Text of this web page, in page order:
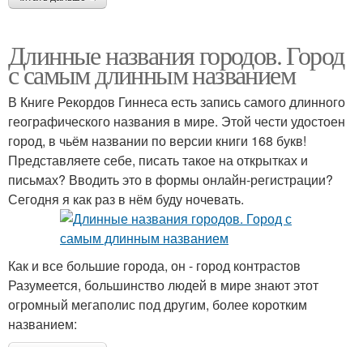
Длинные названия городов. Город
с самым длинным названием
В Книге Рекордов Гиннеса есть запись самого длинного
географического названия в мире. Этой чести удостоен
город, в чьём названии по версии книги 168 букв!
Представляете себе, писать такое на открытках и
письмах? Вводить это в формы онлайн-регистрации?
Сегодня я как раз в нём буду ночевать.
Как и все большие города, он - город контрастов
Разумеется, большинство людей в мире знают этот
огромный мегаполис под другим, более коротким
названием: